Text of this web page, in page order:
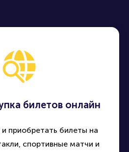
билетов онлайн
приобретать билеты на
спортивные матчи и